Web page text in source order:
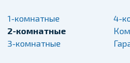
1-комнатные
2-комнатные
3-комнатные
4-